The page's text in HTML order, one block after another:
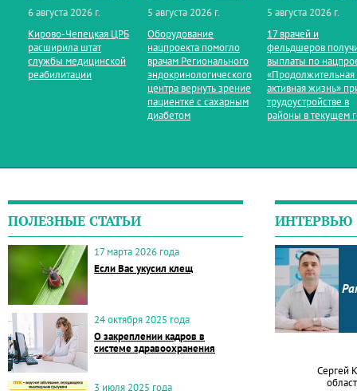
6 августа 2026 г.
Кирово‑Чепецкая ЦРБ
расширила штат
службы медицинской
реабилитации
5 августа 2026 г.
Оборудование
нацпроекта помогло
врачам Регионального
эндокринологического
центра вернуть зрение
пациентке с сахарным
диабетом
5 августа 2026 г.
17 врачей и
фельдшеров
выплаты по
«Продолжительная
активная жизнь»
трудоустройстве в
районы в текущем
ПОЛЕЗНЫЕ СТАТЬИ
17 марта 2026 года
Если Вас укусил клещ
24 октября 2025 года
О закреплении кадров в
системе здравоохранения
3 июля 2025 года
ИНТЕРВЬЮ
Сергей